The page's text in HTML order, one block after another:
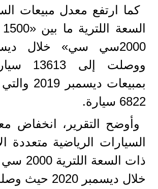
كما ارتفع معدل مبيعات
ووصلت
بمبيعات
6822 سيارة.
وأوضح التقرير، انخفاض
السيارات الرياضية متعددة
ذات
خلال ديسمبر